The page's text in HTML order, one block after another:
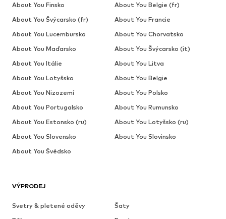
VÝPRODEJ
Svetry & pletené oděvy
Šaty
About You Finsko
About You Belgie (fr)
About You Švýcarsko (fr)
About You Francie
About You Lucembursko
About You Chorvatsko
About You Maďarsko
About You Švýcarsko (it)
About You Itálie
About You Litva
About You Lotyšsko
About You Belgie
About You Nizozemí
About You Polsko
About You Portugalsko
About You Rumunsko
About You Estonsko (ru)
About You Lotyšsko (ru)
About You Slovensko
About You Slovinsko
About You Švédsko